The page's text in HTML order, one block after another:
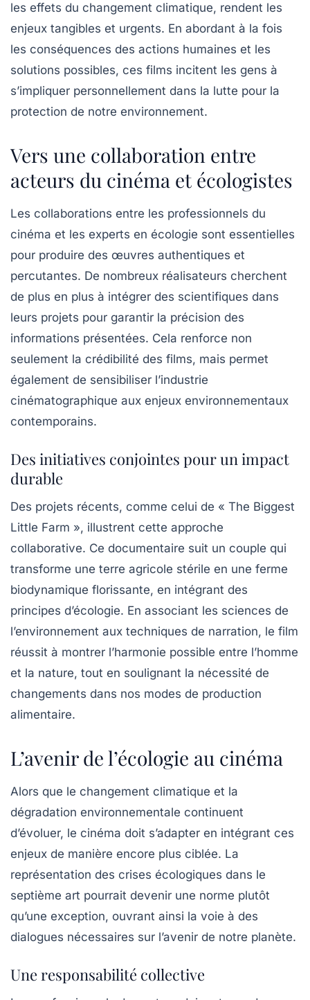
les effets du changement climatique, rendent les
enjeux tangibles et urgents. En abordant à la fois
les conséquences des actions humaines et les
solutions possibles, ces films incitent les gens à
s’impliquer personnellement dans la lutte pour la
protection de notre environnement.
Vers une collaboration entre
acteurs du cinéma et écologistes
Les collaborations entre les professionnels du
cinéma et les experts en écologie sont essentielles
pour produire des œuvres authentiques et
percutantes. De nombreux réalisateurs cherchent
de plus en plus à intégrer des scientifiques dans
leurs projets pour garantir la précision des
informations présentées. Cela renforce non
seulement la crédibilité des films, mais permet
également de sensibiliser l’industrie
cinématographique aux enjeux environnementaux
contemporains.
Des initiatives conjointes pour un impact
durable
Des projets récents, comme celui de « The Biggest
Little Farm », illustrent cette approche
collaborative. Ce documentaire suit un couple qui
transforme une terre agricole stérile en une ferme
biodynamique florissante, en intégrant des
principes d’écologie. En associant les sciences de
l’environnement aux techniques de narration, le film
réussit à montrer l’harmonie possible entre l’homme
et la nature, tout en soulignant la nécessité de
changements dans nos modes de production
alimentaire.
L’avenir de l’écologie au cinéma
Alors que le changement climatique et la
dégradation environnementale continuent
d’évoluer, le cinéma doit s’adapter en intégrant ces
enjeux de manière encore plus ciblée. La
représentation des crises écologiques dans le
septième art pourrait devenir une norme plutôt
qu’une exception, ouvrant ainsi la voie à des
dialogues nécessaires sur l’avenir de notre planète.
Une responsabilité collective